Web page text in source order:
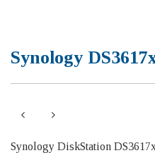
Synology
Synology DiskStation